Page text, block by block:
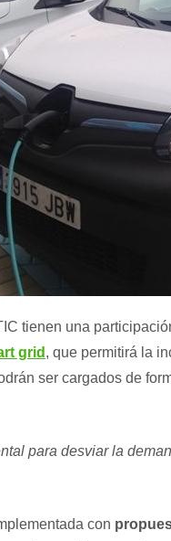
tienen una
grid , que permitirá la
ser cargados de
para desviar la
con